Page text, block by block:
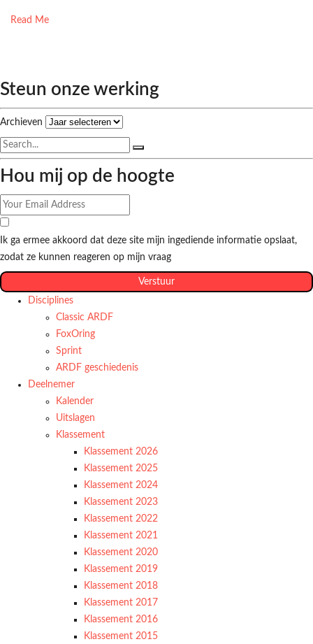
Read Me
Steun onze werking
Archieven
Hou mij op de hoogte
Ik ga ermee akkoord dat deze site mijn ingediende informatie opslaat,
zodat ze kunnen reageren op mijn vraag
Verstuur
Disciplines
Classic ARDF
FoxOring
Sprint
ARDF geschiedenis
Deelnemer
Kalender
Uitslagen
Klassement
Klassement 2026
Klassement 2025
Klassement 2024
Klassement 2023
Klassement 2022
Klassement 2021
Klassement 2020
Klassement 2019
Klassement 2018
Klassement 2017
Klassement 2016
Klassement 2015